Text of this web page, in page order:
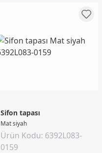
Sifon tapası
Mat siyah
Ürün Kodu: 6392L083-
0159